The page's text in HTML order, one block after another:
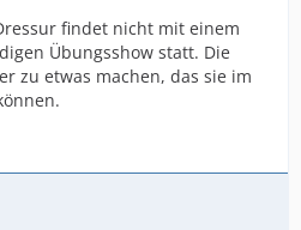
findet nicht mit einem
Übungsshow statt. Die
zu etwas machen, das sie im